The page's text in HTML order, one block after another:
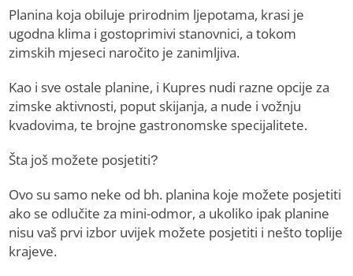
Planina koja obiluje prirodnim ljepotama, krasi je
ugodna klima i gostoprimivi stanovnici, a tokom
zimskih mjeseci naročito je zanimljiva.
Kao i sve ostale planine, i Kupres nudi razne opcije za
zimske aktivnosti, poput skijanja, a nude i vožnju
kvadovima, te brojne gastronomske specijalitete.
Šta još možete posjetiti?
Ovo su samo neke od bh. planina koje možete posjetiti
ako se odlučite za mini-odmor, a ukoliko ipak planine
nisu vaš prvi izbor uvijek možete posjetiti i nešto toplije
krajeve.